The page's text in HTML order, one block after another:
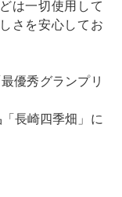
は一切使用して
さを安心してお
優秀グランプリ
長崎四季畑」に